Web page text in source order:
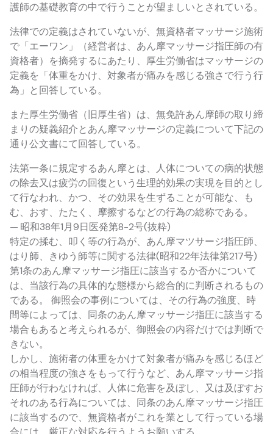
護師の基礎教育の中で行うことが望ましいとされている。
法律での定義はされていないが、無資格者マッサージ施術
で「エーワン」（経営者は、あん摩マッサージ指圧師の有
資格者）を摘発するにあたり、厚生労働省はマッサージの
定義を「体重をかけ、対象者が痛みを感じる強さで行う行
為」と回答している。
また厚生労働省（旧厚生省）は、無免許あん摩師の取り締
まりの疑義紹介とあん摩マッサージの定義について下記の
通り公文書にて回答している。
法第一条に規定するあん摩とは、人体についての病的状態
の除去又は疲労の回復という生理的効果の実現を目的とし
て行なわれ、かつ、その効果を生ずることが可能な、も
む、おす、たたく、摩擦するなどの行為の総称である。
— 昭和38年1月9日医発第8-2号(抜粋)
特定の揉む、叩く等の行為が、あん摩マツサージ指圧師、
はり師、きゆう師等に関する法律(昭和22年法律第217号)
第1条のあん摩マッサージ指圧に該当するか否かについて
は、当該行為の具体的な態様から総合的に判断されるもの
である。 御照会の事例については、その行為の強度、時
間等によっては、同条のあん摩マッサージ指圧に該当する
場合もあると考えられるが、御照会の内容だけでは判断で
きない。
しかし、施術者の体重をかけて対象者が痛みを感じるほど
の相当程度の強さをもって行うなど、あん摩マッサージ指
圧師が行わなければ、人体に危害を及ぼし、又は及ぼすお
それのある行為については、同条のあん摩マッサージ指圧
に該当するので、無資格者がこれを業として行っている場